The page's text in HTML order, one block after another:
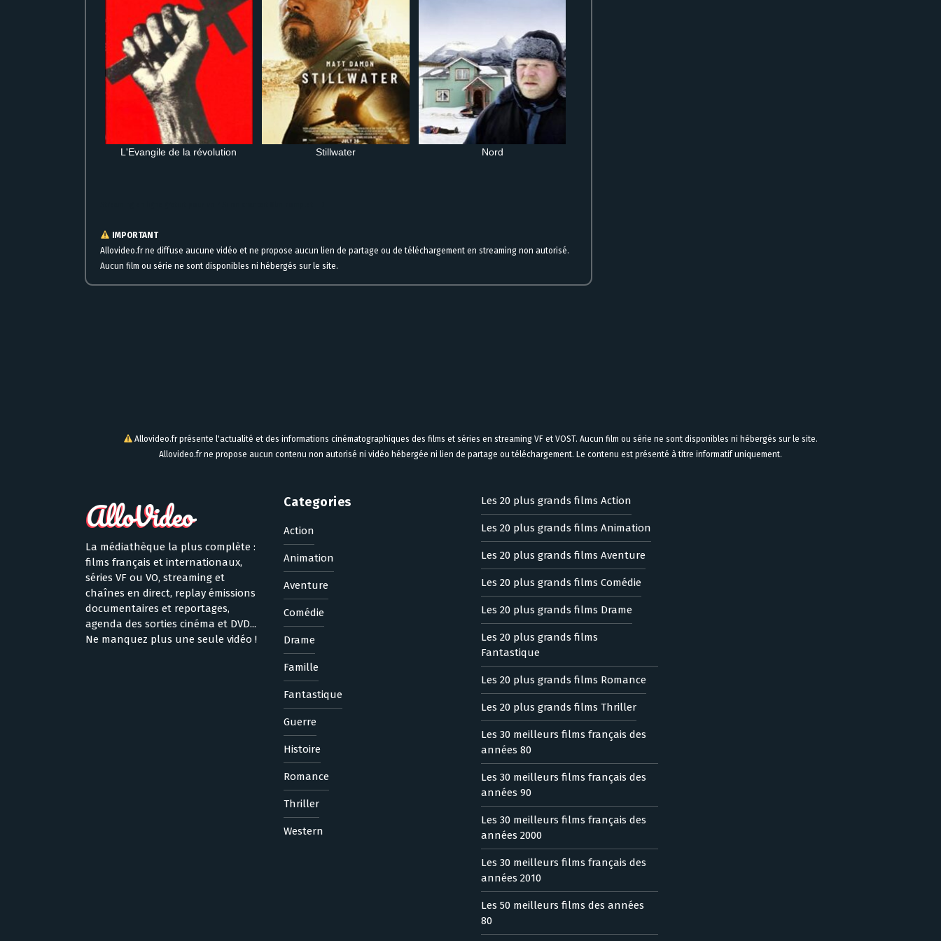
L'Evangile de la révolution Stillwater Nord
IMPORTANT
Allovideo.fr ne diffuse aucune vidéo et ne propose aucun lien de partage ou de téléchargement en streaming non autorisé.
Aucun film ou série ne sont disponibles ni hébergés sur le site.
Allovideo.fr présente l'actualité et des informations cinématographiques des films et séries en streaming VF et VOST. Aucun film ou série ne sont disponibles ni hébergés sur le site.
Allovideo.fr ne propose aucun contenu non autorisé ni vidéo hébergée ni lien de partage ou téléchargement. Le contenu est présenté à titre informatif uniquement.
La médiathèque la plus complète :
films français et internationaux,
séries VF ou VO, streaming et
chaînes en direct, replay émissions
documentaires et reportages,
agenda des sorties cinéma et DVD...
Ne manquez plus une seule vidéo !
Categories
Action
Animation
Aventure
Comédie
Drame
Famille
Fantastique
Guerre
Histoire
Romance
Thriller
Western
Les 20 plus grands films Action
Les 20 plus grands films Animation
Les 20 plus grands films Aventure
Les 20 plus grands films Comédie
Les 20 plus grands films Drame
Les 20 plus grands films
Fantastique
Les 20 plus grands films Romance
Les 20 plus grands films Thriller
Les 30 meilleurs films français des
années 80
Les 30 meilleurs films français des
années 90
Les 30 meilleurs films français des
années 2000
Les 30 meilleurs films français des
années 2010
Les 50 meilleurs films des années
80